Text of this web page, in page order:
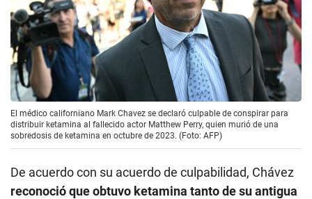
El médico californiano Mark Chavez se declaró culpable de conspirar para
distribuir ketamina al fallecido actor Matthew Perry, quien murió de una
sobredosis de ketamina en octubre de 2023. (Foto: AFP)
De acuerdo con su acuerdo de culpabilidad, Chávez
reconoció que obtuvo ketamina tanto de su antigua